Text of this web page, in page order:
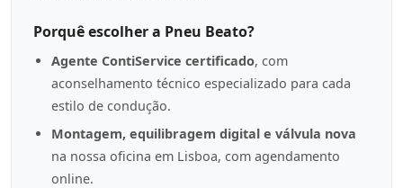
Porquê escolher a Pneu Beato?
Agente ContiService certificado, com
aconselhamento técnico especializado para cada
estilo de condução.
Montagem, equilibragem digital e válvula nova
na nossa oficina em Lisboa, com agendamento
online.